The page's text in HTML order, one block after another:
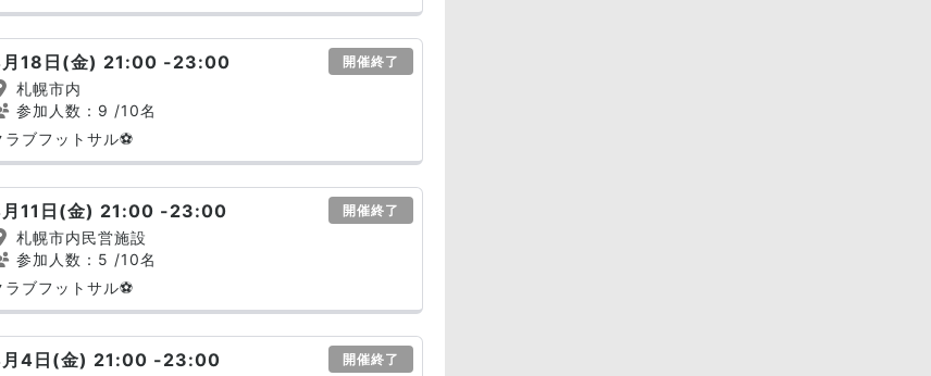
18日(金) 21:00 -23:00 開催終了
札幌市内
参加人数：9 /10名
ラブフットサル⚽
11日(金) 21:00 -23:00 開催終了
札幌市内民営施設
参加人数：5 /10名
ラブフットサル⚽
4日(金) 21:00 -23:00 開催終了